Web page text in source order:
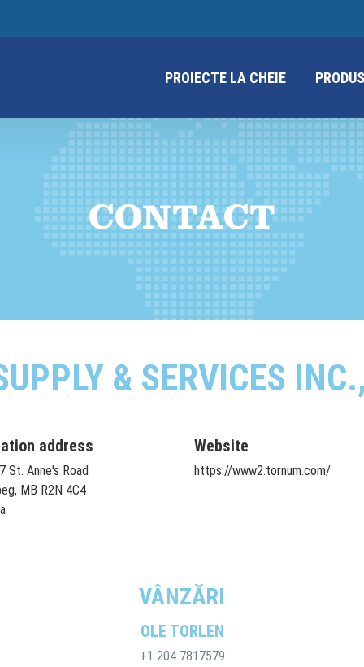
PROIECTE LA CHEIE
CONTACT
& SERVICES
address
St. Anne's Road
MB R2N 4C4
Website
https://www2.tornum.com/
VÂNZĂRI
OLE TORLEN
+1 204 7817579